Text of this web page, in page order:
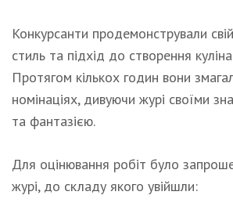
Конкурсанти продемонстрували
стиль та підхід до створення
Протягом кількох годин вони
номінаціях, дивуючи журі своїми
та фантазією.
Для оцінювання робіт було
журі, до складу якого увійшли: